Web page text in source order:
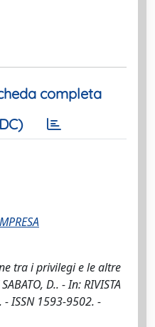
completa
tra i privilegi e le altre
D.. - In: RIVISTA
- ISSN 1593-9502. -